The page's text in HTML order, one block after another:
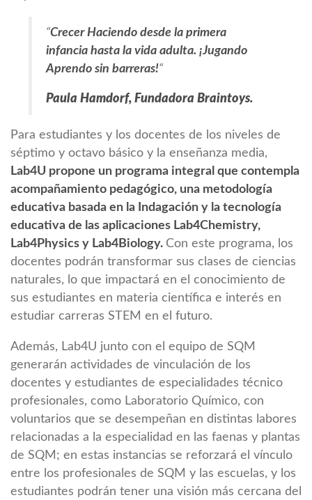
“Crecer Haciendo desde la primera
infancia hasta la vida adulta. ¡Jugando
Aprendo sin barreras!“
Paula Hamdorf, Fundadora Braintoys.
Para estudiantes y los docentes de los niveles de
séptimo y octavo básico y la enseñanza media,
Lab4U propone un programa integral que contempla
acompañamiento pedagógico, una metodología
educativa basada en la Indagación y la tecnología
educativa de las aplicaciones Lab4Chemistry,
Lab4Physics y Lab4Biology. Con este programa, los
docentes podrán transformar sus clases de ciencias
naturales, lo que impactará en el conocimiento de
sus estudiantes en materia científica e interés en
estudiar carreras STEM en el futuro.
Además, Lab4U junto con el equipo de SQM
generarán actividades de vinculación de los
docentes y estudiantes de especialidades técnico
profesionales, como Laboratorio Químico, con
voluntarios que se desempeñan en distintas labores
relacionadas a la especialidad en las faenas y plantas
de SQM; en estas instancias se reforzará el vínculo
entre los profesionales de SQM y las escuelas, y los
estudiantes podrán tener una visión más cercana del